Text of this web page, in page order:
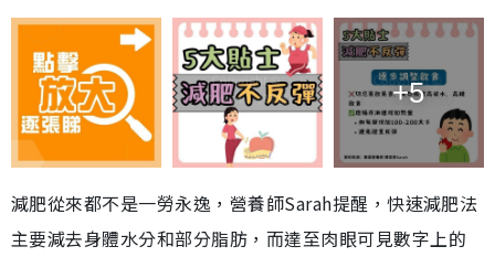
+5
減肥從來都不是一勞永逸，營養師Sarah提醒，快速減肥法
主要減去身體水分和部分脂肪，而達至肉眼可見數字上的